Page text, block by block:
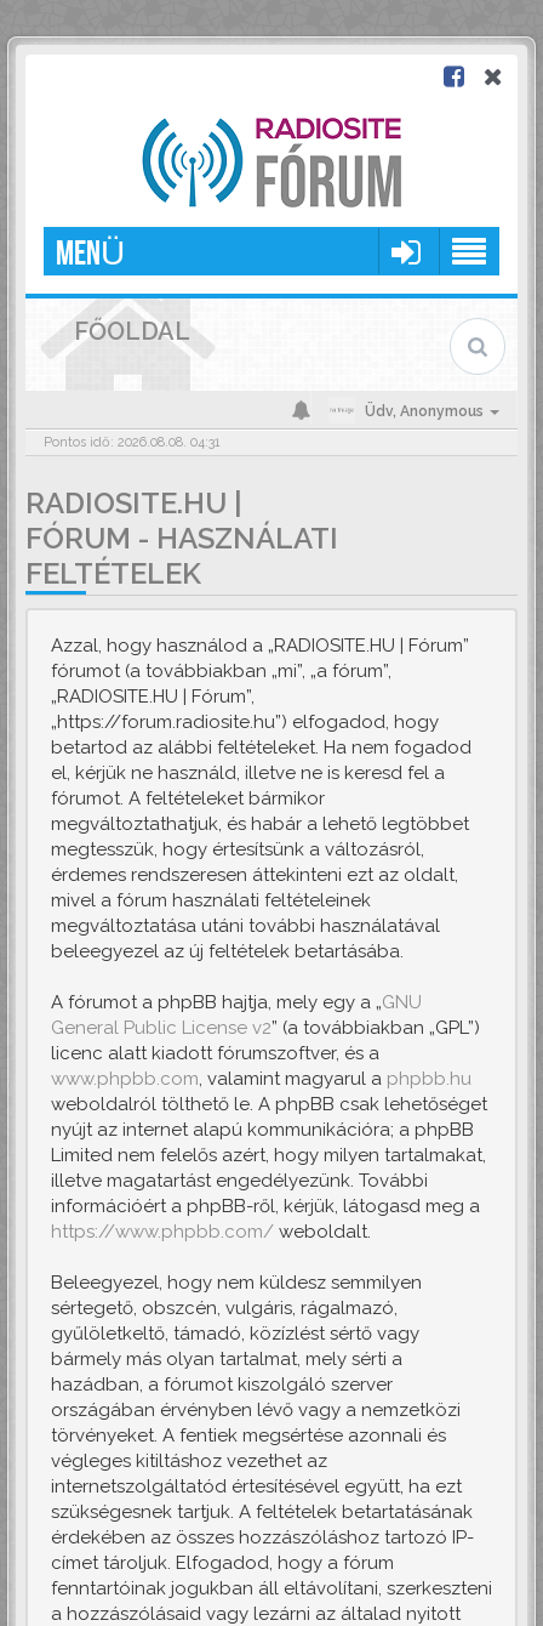
MENÜ
FŐOLDAL
Üdv, Anonymous
Pontos idő: 2026.08.08. 04:31
RADIOSITE.HU |
FÓRUM - HASZNÁLATI
FELTÉTELEK
Azzal, hogy használod a „RADIOSITE.HU | Fórum”
fórumot (a továbbiakban „mi”, „a fórum”,
„RADIOSITE.HU | Fórum”,
„https://forum.radiosite.hu”) elfogadod, hogy
betartod az alábbi feltételeket. Ha nem fogadod
el, kérjük ne használd, illetve ne is keresd fel a
fórumot. A feltételeket bármikor
megváltoztathatjuk, és habár a lehető legtöbbet
megtesszük, hogy értesítsünk a változásról,
érdemes rendszeresen áttekinteni ezt az oldalt,
mivel a fórum használati feltételeinek
megváltoztatása utáni további használatával
beleegyezel az új feltételek betartásába.
A fórumot a phpBB hajtja, mely egy a „GNU
General Public License v2” (a továbbiakban „GPL”)
licenc alatt kiadott fórumszoftver, és a
www.phpbb.com, valamint magyarul a phpbb.hu
weboldalról tölthető le. A phpBB csak lehetőséget
nyújt az internet alapú kommunikációra; a phpBB
Limited nem felelős azért, hogy milyen tartalmakat,
illetve magatartást engedélyezünk. További
információért a phpBB-ről, kérjük, látogasd meg a
https://www.phpbb.com/ weboldalt.
Beleegyezel, hogy nem küldesz semmilyen
sértegető, obszcén, vulgáris, rágalmazó,
gyűlöletkeltő, támadó, közízlést sértő vagy
bármely más olyan tartalmat, mely sérti a
hazádban, a fórumot kiszolgáló szerver
országában érvényben lévő vagy a nemzetközi
törvényeket. A fentiek megsértése azonnali és
végleges kitiltáshoz vezethet az
internetszolgáltatód értesítésével együtt, ha ezt
szükségesnek tartjuk. A feltételek betartatásának
érdekében az összes hozzászóláshoz tartozó IP-
címet tároljuk. Elfogadod, hogy a fórum
fenntartóinak jogukban áll eltávolítani, szerkeszteni
a hozzászólásaid vagy lezárni az általad nyitott